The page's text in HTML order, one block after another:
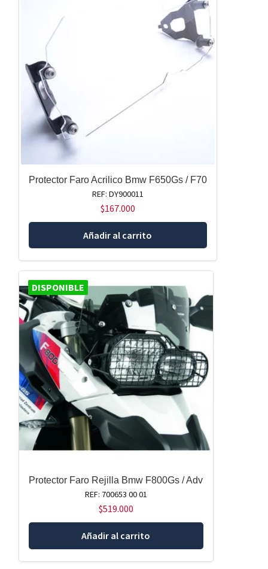
Protector Faro Acrilico Bmw F650Gs / F70
REF: DY900011
$167.000
Añadir al carrito
DISPONIBLE
Protector Faro Rejilla Bmw F800Gs / Adv
REF: 700653 00 01
$519.000
Añadir al carrito